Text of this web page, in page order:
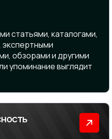
статьями, каталогами,
обзорами и другими
упоминание выглядит